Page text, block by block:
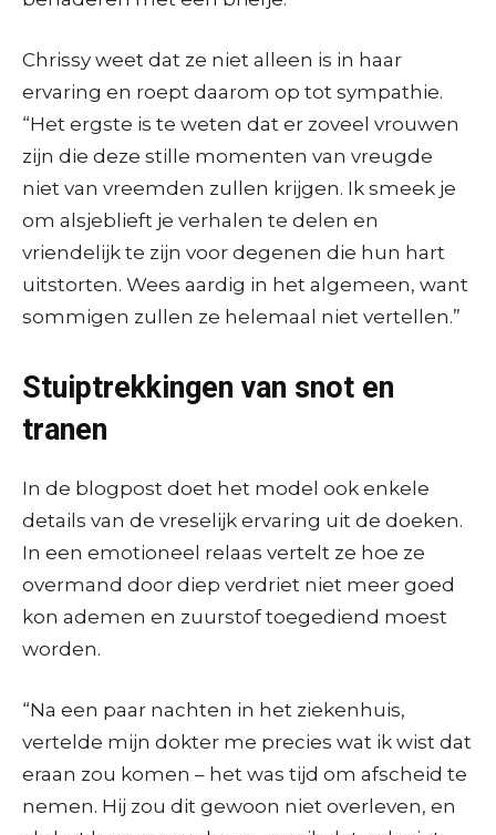
Chrissy weet dat ze niet alleen is in haar
ervaring en roept daarom op tot sympathie.
“Het ergste is te weten dat er zoveel vrouwen
zijn die deze stille momenten van vreugde
niet van vreemden zullen krijgen. Ik smeek je
om alsjeblieft je verhalen te delen en
vriendelijk te zijn voor degenen die hun hart
uitstorten. Wees aardig in het algemeen, want
sommigen zullen ze helemaal niet vertellen.”
Stuiptrekkingen van snot en
tranen
In de blogpost doet het model ook enkele
details van de vreselijk ervaring uit de doeken.
In een emotioneel relaas vertelt ze hoe ze
overmand door diep verdriet niet meer goed
kon ademen en zuurstof toegediend moest
worden.
“Na een paar nachten in het ziekenhuis,
vertelde mijn dokter me precies wat ik wist dat
eraan zou komen – het was tijd om afscheid te
nemen. Hij zou dit gewoon niet overleven, en